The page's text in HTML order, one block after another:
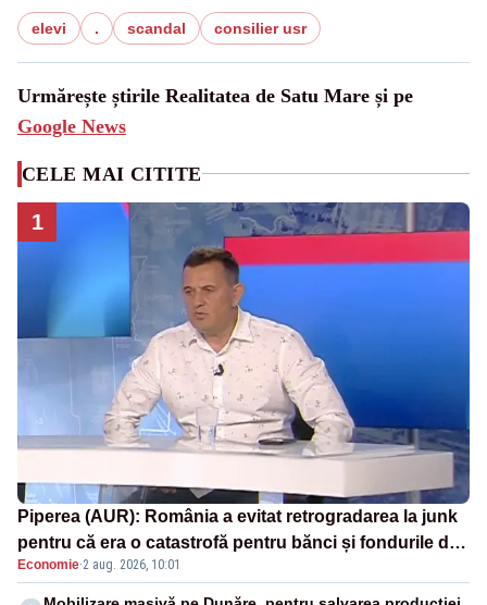
elevi . scandal consilier usr
Urmărește știrile Realitatea de Satu Mare și pe
Google News
CELE MAI CITITE
1
Piperea (AUR): România a evitat retrogradarea la junk
pentru că era o catastrofă pentru bănci și fondurile de
pensii
Economie·2 aug. 2026, 10:01